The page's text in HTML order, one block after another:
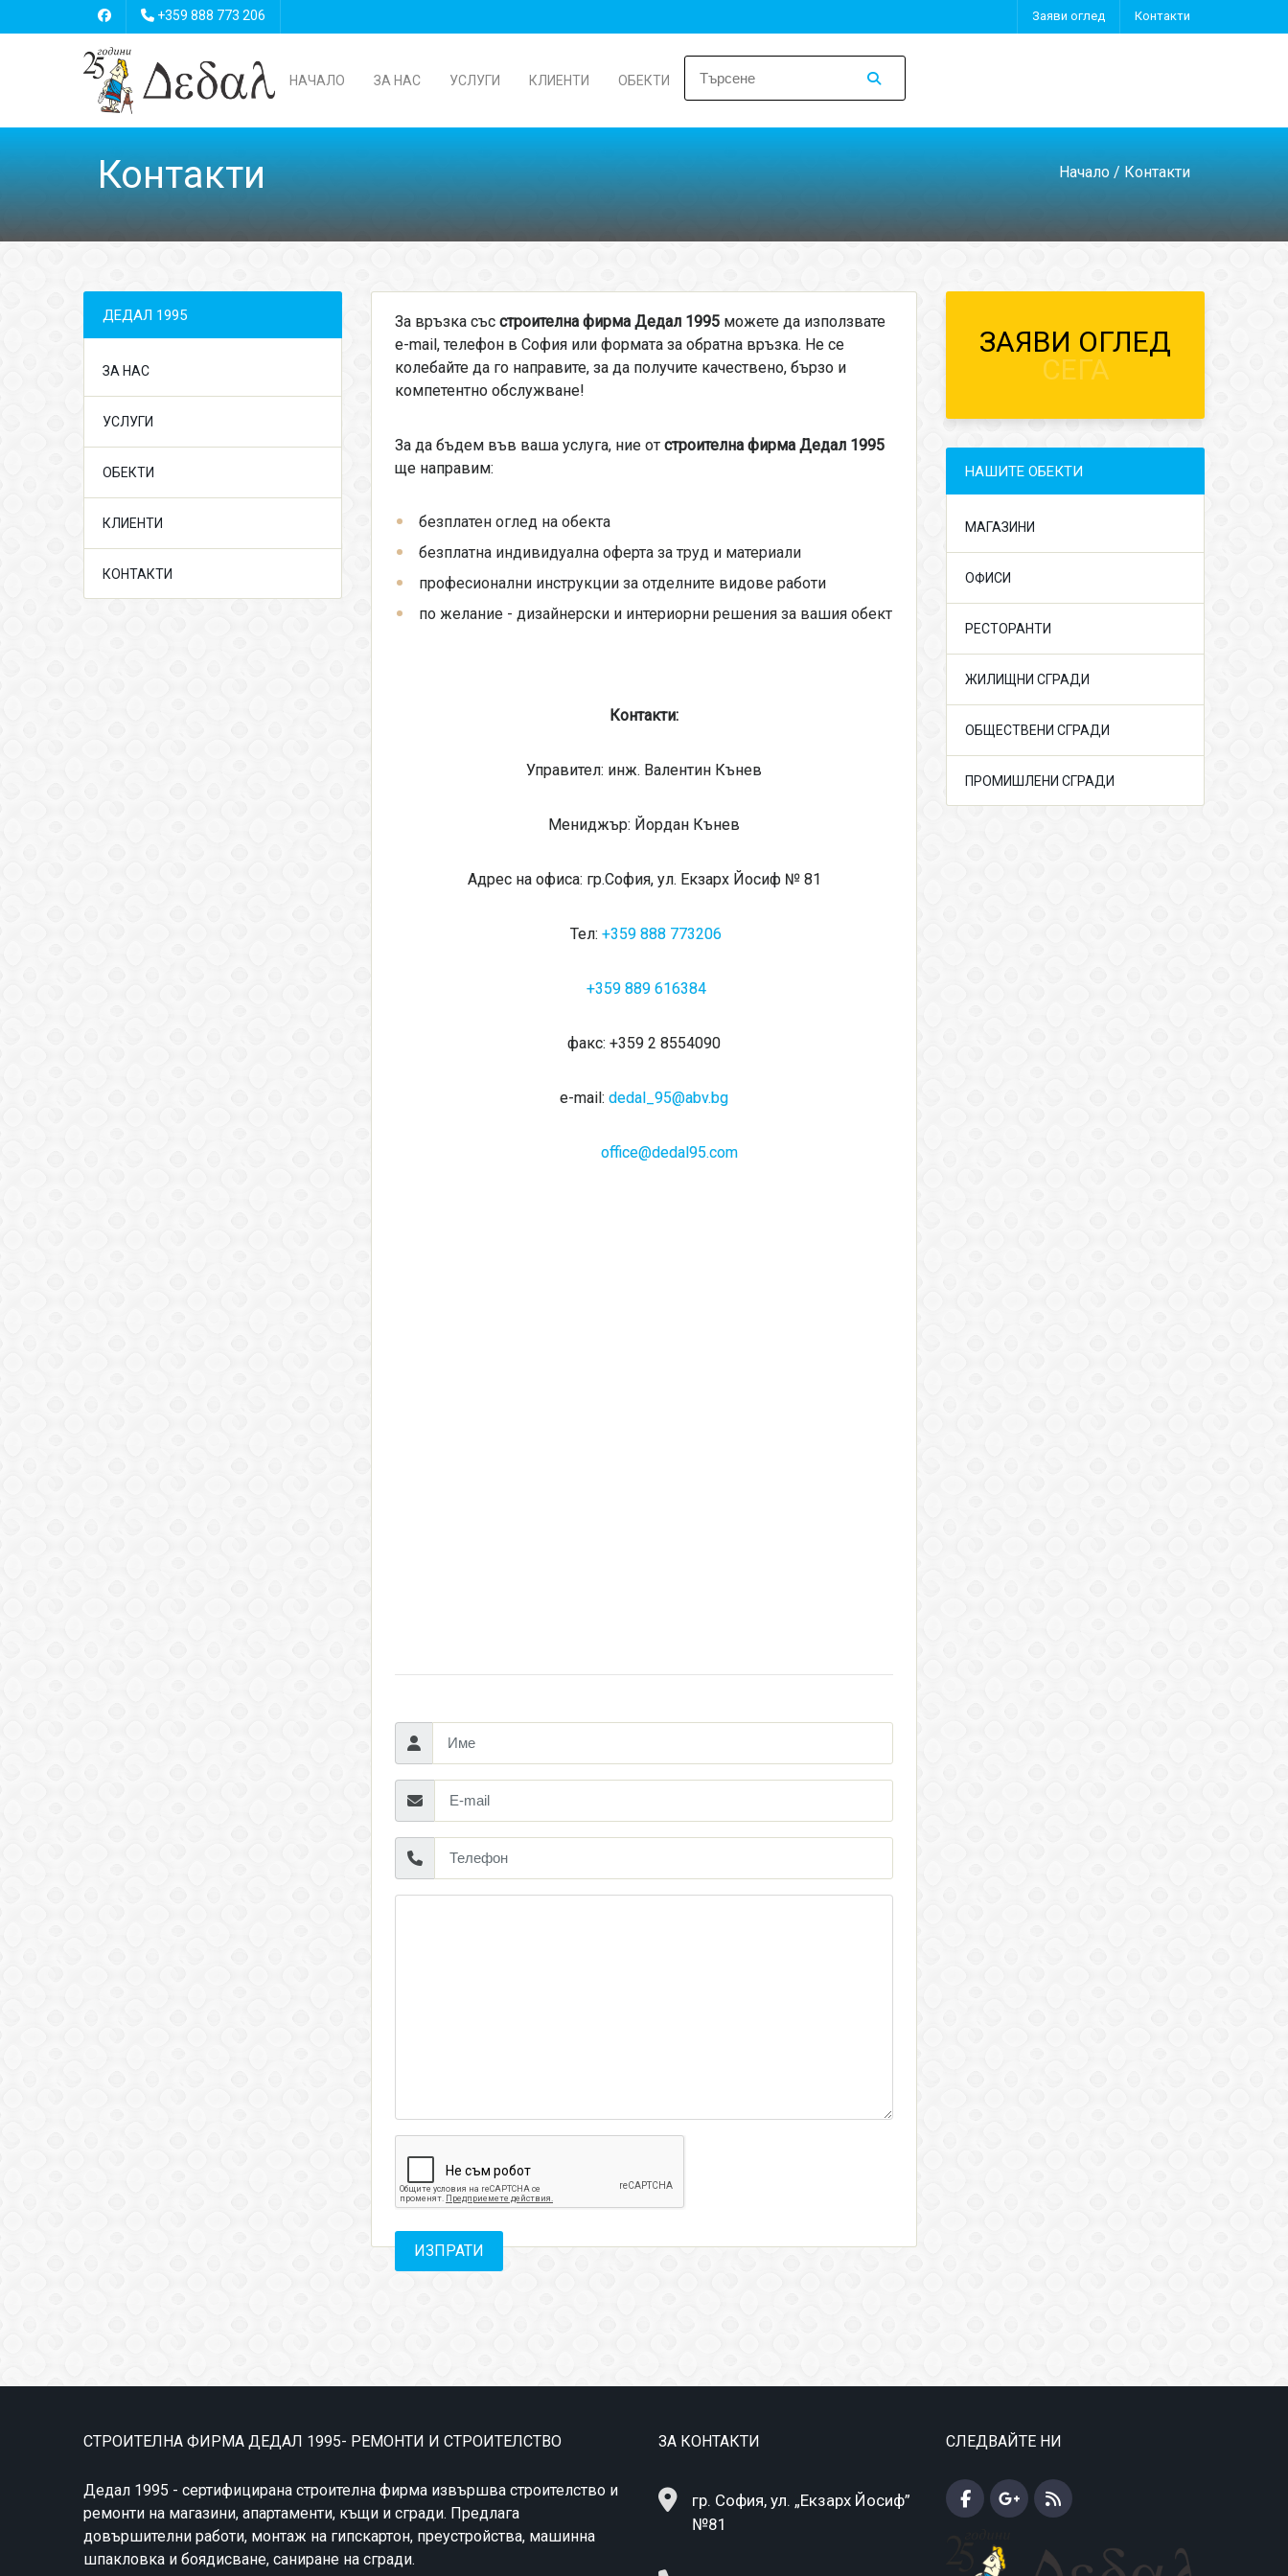
+359 888 773 206 Заяви оглед Контакти
НАЧАЛО ЗА НАС УСЛУГИ КЛИЕНТИ ОБЕКТИ
Контакти Начало / Контакти
ДЕДАЛ 1995
ЗА НАС
УСЛУГИ
ОБЕКТИ
КЛИЕНТИ
КОНТАКТИ
За връзка със строителна фирма Дедал 1995 можете да използвате
e-mail, телефон в София или формата за обратна връзка. Не се
колебайте да го направите, за да получите качествено, бързо и
компетентно обслужване!
За да бъдем във ваша услуга, ние от строителна фирма Дедал 1995
ще направим:
безплатен оглед на обекта
безплатна индивидуална оферта за труд и материали
професионални инструкции за отделните видове работи
по желание - дизайнерски и интериорни решения за вашия обект
Контакти:
Управител: инж. Валентин Кънев
Мениджър: Йордан Кънев
Адрес на офиса: гр.София, ул. Екзарх Йосиф № 81
Тел: +359 888 773206
+359 889 616384
факс: +359 2 8554090
e-mail: dedal_95@abv.bg
office@dedal95.com
ЗАЯВИ ОГЛЕД
СЕГА
НАШИТЕ ОБЕКТИ
МАГАЗИНИ
ОФИСИ
РЕСТОРАНТИ
ЖИЛИЩНИ СГРАДИ
ОБЩЕСТВЕНИ СГРАДИ
ПРОМИШЛЕНИ СГРАДИ
СТРОИТЕЛНА ФИРМА ДЕДАЛ 1995- РЕМОНТИ И СТРОИТЕЛСТВО
Дедал 1995 - сертифицирана строителна фирма извършва строителство и
ремонти на магазини, апартаменти, къщи и сгради. Предлага
довършителни работи, монтаж на гипскартон, преустройства, машинна
шпакловка и боядисване, саниране на сгради.
ЗА КОНТАКТИ
гр. София, ул. „Екзарх Йосиф”
№81
СЛЕДВАЙТЕ НИ